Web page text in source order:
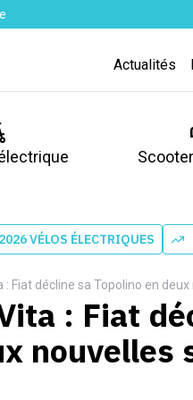
Actualités
VÉLOS ÉLECTRIQUES
: Fiat décline sa Topolino en
: Fiat
nouvelles